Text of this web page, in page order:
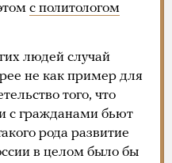
с политологом
людей случай
не как пример для
того, что
с гражданами бьют
рода развитие
в целом было бы